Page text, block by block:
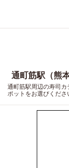
通町筋駅（熊
通町筋駅周辺の寿司
ポットをお選びくださ